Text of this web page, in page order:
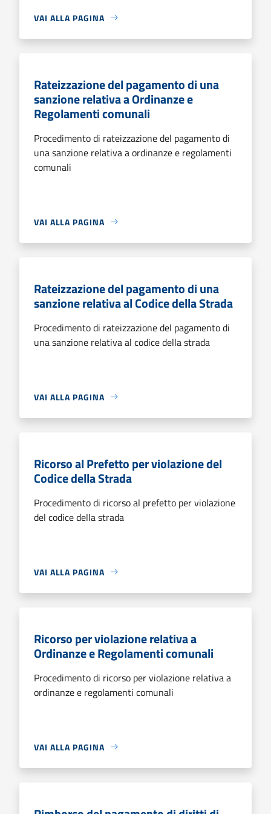
VAI ALLA PAGINA
Rateizzazione del pagamento di una
sanzione relativa a Ordinanze e
Regolamenti comunali
Procedimento di rateizzazione del pagamento di
una sanzione relativa a ordinanze e regolamenti
comunali
VAI ALLA PAGINA
Rateizzazione del pagamento di una
sanzione relativa al Codice della Strada
Procedimento di rateizzazione del pagamento di
una sanzione relativa al codice della strada
VAI ALLA PAGINA
Ricorso al Prefetto per violazione del
Codice della Strada
Procedimento di ricorso al prefetto per violazione
del codice della strada
VAI ALLA PAGINA
Ricorso per violazione relativa a
Ordinanze e Regolamenti comunali
Procedimento di ricorso per violazione relativa a
ordinanze e regolamenti comunali
VAI ALLA PAGINA